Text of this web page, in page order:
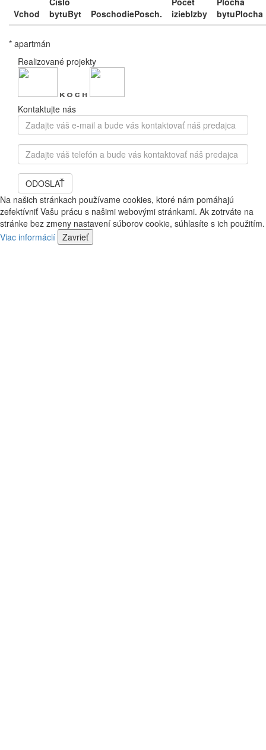
Vchod
bytuByt PoschodiePosch.
iziebIzby
bytuPlocha
* apartmán
Realizované projekty
Kontaktujte nás
Zadajte
váš
e-
mail
a
bude
vás
kontaktovať
náš
predajca
Zadajte
váš
telefón
bude
vás
kontaktovať
náš
ODOSLAŤ
Na našich stránkach používame cookies, ktoré nám pomáhajú
zefektívniť Vašu prácu s našimi webovými stránkami. Ak zotrváte na
stránke bez zmeny nastavení súborov cookie, súhlasíte s ich použitím.
Viac informácií Zavrieť